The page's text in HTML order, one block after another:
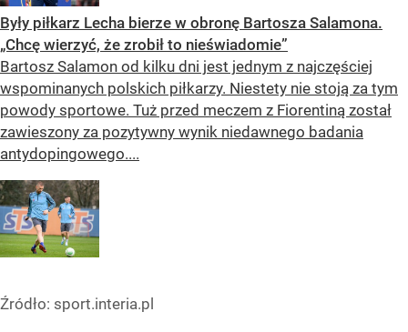
Były piłkarz Lecha bierze w obronę Bartosza Salamona.
„Chcę wierzyć, że zrobił to nieświadomie”
Bartosz Salamon od kilku dni jest jednym z najczęściej
wspominanych polskich piłkarzy. Niestety nie stoją za tym
powody sportowe. Tuż przed meczem z Fiorentiną został
zawieszony za pozytywny wynik niedawnego badania
antydopingowego....
Źródło: sport.interia.pl